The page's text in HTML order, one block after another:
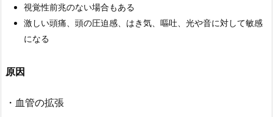
視覚性前兆のない場合もある
激しい頭痛、頭の圧迫感、はき気、嘔吐、光や音に対して敏感
になる
原因
・血管の拡張